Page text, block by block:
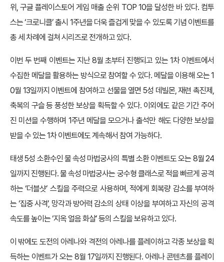
위, 구글 플레이스토어 게임 매출 순위 TOP 10을 달성한 바 있다. 컴투
스는 ‘크로니클’ 출시 1주년을 더욱 즐겁게 맞을 수 있도록 기념 이벤트를
총 세 차례에 걸쳐 시리즈로 전개하고 있다.
이번 두 번째 이벤트는 지난 8월 초부터 진행되고 있는 1차 이벤트에서
수집한 메달을 활용하는 방식으로 참여할 수 있다. 메달을 이용해 오는 1
0월 13일까지 이벤트에 참여하고 선물을 열면 5성 데빌몬, 재련 촉진제,
축복의 구슬 등 풍성한 보상을 획득할 수 있다. 이외에도 같은 기간 주어
진 미션을 수행하며 1주년 메달을 모으거나 출석만 해도 다양한 보상을
받을 수 있는 1차 이벤트에도 계속해서 참여 가능하다.
태생 5성 소환수인 물 속성 마법궁사의 특별 소환 이벤트도 오는 8월 24
일까지 진행된다. 물 속성 마법궁사는 궁수형 클래스로 적을 빠르게 공격
하는 ‘더블샷’ 스킬을 주력으로 사용하며, 적에게 회복량 감소를 부여하
는 ‘집중 사격’, 망각과 방어력 감소의 상태 이상을 부여하고 자신의 공격
속도를 높이는 ‘지옥 얼음 화살’ 등의 스킬을 보유하고 있다.
이 밖에도 도전의 아레나와 격전의 아레나를 플레이하고 각종 보상을 획
득하는 이벤트가 오는 8월 17일까지 진행된다. 아레나 콘텐츠를 플레이